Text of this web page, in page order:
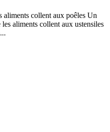
aliments collent aux poêles Un
aliments collent aux ustensiles